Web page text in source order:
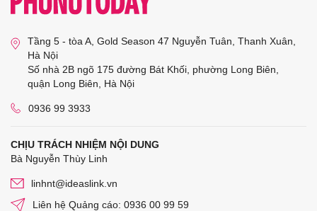
Tầng 5 - tòa A, Gold Season 47 Nguyễn Tuân, Thanh Xuân,
Hà Nội
Số nhà 2B ngõ 175 đường Bát Khối, phường Long Biên,
quận Long Biên, Hà Nội
0936 99 3933
CHỊU TRÁCH NHIỆM NỘI DUNG
Bà Nguyễn Thùy Linh
linhnt@ideaslink.vn
Liên hệ Quảng cáo: 0936 00 99 59